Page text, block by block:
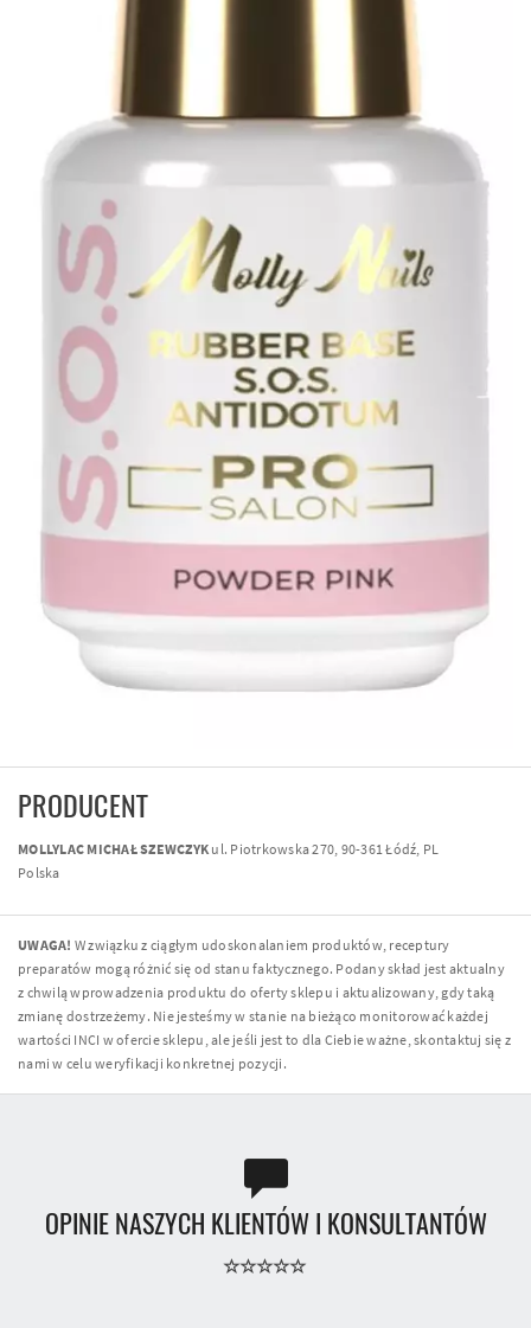
PRODUCENT
MOLLYLAC MICHAŁ SZEWCZYKul. Piotrkowska 270, 90-361 Łódź, PL
Polska
UWAGA! W związku z ciągłym udoskonalaniem produktów, receptury
preparatów mogą różnić się od stanu faktycznego. Podany skład jest aktualny
z chwilą wprowadzenia produktu do oferty sklepu i aktualizowany, gdy taką
zmianę dostrzeżemy. Nie jesteśmy w stanie na bieżąco monitorować każdej
wartości INCI w ofercie sklepu, ale jeśli jest to dla Ciebie ważne, skontaktuj się z
nami w celu weryfikacji konkretnej pozycji.
OPINIE NASZYCH KLIENTÓW I KONSULTANTÓW